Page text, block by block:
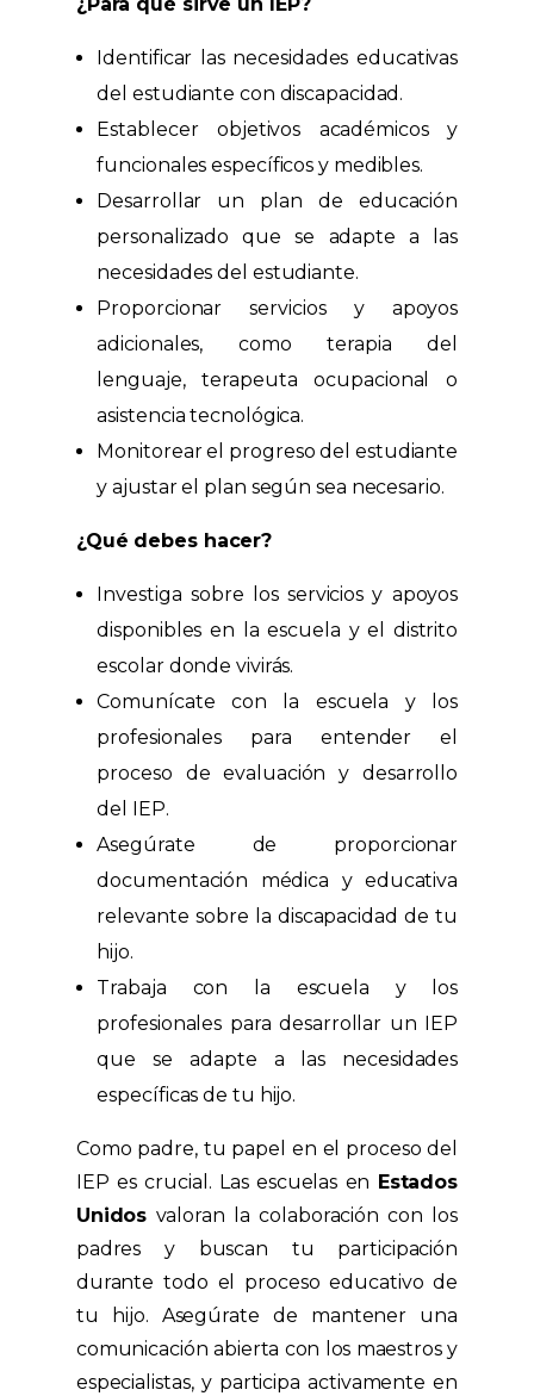
Identificar las necesidades educativas
del estudiante con discapacidad.
Establecer objetivos académicos y
funcionales específicos y medibles.
Desarrollar un plan de educación
personalizado que se adapte a las
necesidades del estudiante.
Proporcionar servicios y apoyos
adicionales, como terapia del
lenguaje, terapeuta ocupacional o
asistencia tecnológica.
Monitorear el progreso del estudiante
y ajustar el plan según sea necesario.
¿Qué debes hacer?
Investiga sobre los servicios y apoyos
disponibles en la escuela y el distrito
escolar donde vivirás.
Comunícate con la escuela y los
profesionales para entender el
proceso de evaluación y desarrollo
del IEP.
Asegúrate de proporcionar
documentación médica y educativa
relevante sobre la discapacidad de tu
hijo.
Trabaja con la escuela y los
profesionales para desarrollar un IEP
que se adapte a las necesidades
específicas de tu hijo.
Como padre, tu papel en el proceso del
IEP es crucial. Las escuelas en Estados
Unidos valoran la colaboración con los
padres y buscan tu participación
durante todo el proceso educativo de
tu hijo. Asegúrate de mantener una
comunicación abierta con los maestros y
especialistas, y participa activamente en